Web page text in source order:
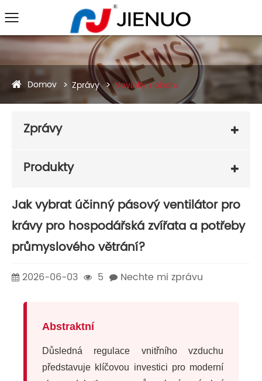
Domov Zprávy Novinky z oboru
Zprávy
Produkty
Jak vybrat účinný pásový ventilátor pro
krávy pro hospodářská zvířata a potřeby
průmyslového větrání?
2026-06-03 5 Nechte mi zprávu
Abstraktní
Důsledná regulace vnitřního vzduchu
představuje klíčovou investici pro moderní